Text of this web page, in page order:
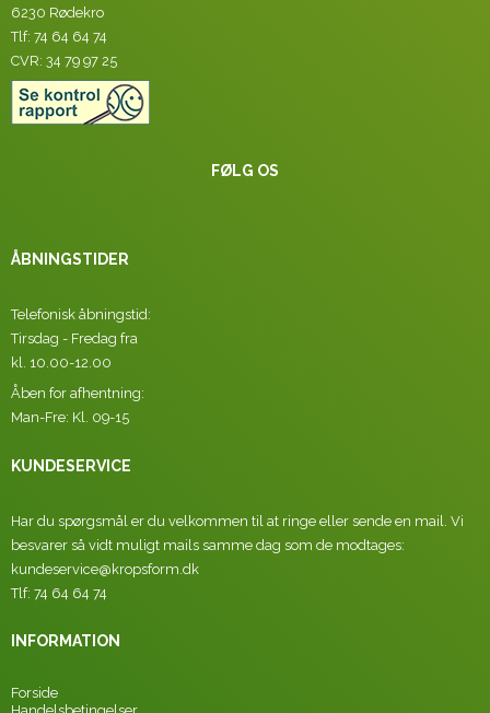
6230 Rødekro
Tlf: 74 64 64 74
CVR: 34 79 97 25
FØLG OS
ÅBNINGSTIDER
Telefonisk åbningstid:
Tirsdag - Fredag fra
kl. 10.00-12.00
Åben for afhentning:
Man-Fre: Kl. 09-15
KUNDESERVICE
Har du spørgsmål er du velkommen til at ringe eller sende en mail. Vi
besvarer så vidt muligt mails samme dag som de modtages:
kundeservice@kropsform.dk
Tlf: 74 64 64 74
INFORMATION
Forside